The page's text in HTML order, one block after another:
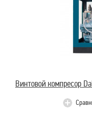
Винтовой компресор